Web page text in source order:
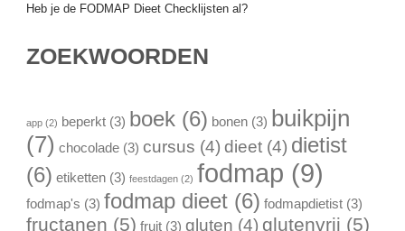
Heb je de FODMAP Dieet Checklijsten al?
ZOEKWOORDEN
app (2) beperkt (3) boek (6) bonen (3) buikpijn
(7) chocolade (3) cursus (4) dieet (4) dietist
(6) etiketten (3) feestdagen (2) fodmap (9)
fodmap's (3) fodmap dieet (6) fodmapdietist (3)
fructanen (5) fruit (3) gluten (4) glutenvrij (5)